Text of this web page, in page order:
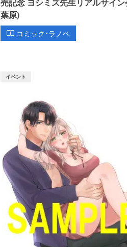
葉原)
コミック・ラノベ
イベント